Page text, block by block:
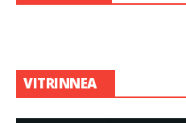
VITRINNEA